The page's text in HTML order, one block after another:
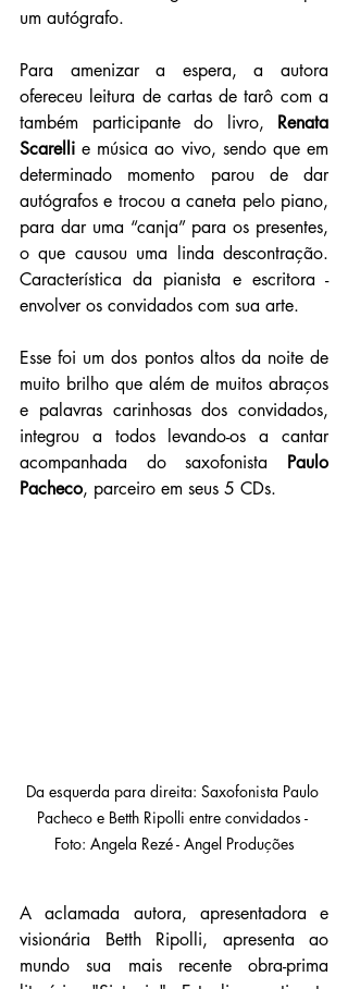
um autógrafo.
Para amenizar a espera, a autora
ofereceu leitura de cartas de tarô com a
também participante do livro, Renata
Scarelli e música ao vivo, sendo que em
determinado momento parou de dar
autógrafos e trocou a caneta pelo piano,
para dar uma “canja” para os presentes,
o que causou uma linda descontração.
Característica da pianista e escritora -
envolver os convidados com sua arte.
Esse foi um dos pontos altos da noite de
muito brilho que além de muitos abraços
e palavras carinhosas dos convidados,
integrou a todos levando-os a cantar
acompanhada do saxofonista Paulo
Pacheco, parceiro em seus 5 CDs.
Da esquerda para direita: Saxofonista Paulo
Pacheco e Betth Ripolli entre convidados -
Foto: Angela Rezé - Angel Produções
A aclamada autora, apresentadora e
visionária Betth Ripolli, apresenta ao
mundo sua mais recente obra-prima